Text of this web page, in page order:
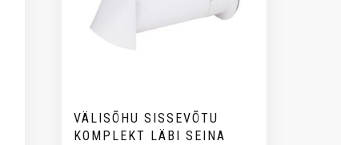
VÄLISÕHU SISSEVÕTU
KOMPLEKT LÄBI SEINA